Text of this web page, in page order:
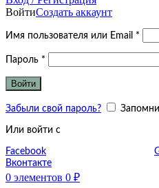
ВойтиСоздать аккаунт
Имя пользователя или Email *
Пароль *
Войти
Забыли свой пароль?
Или войти с
Facebook
Вконтакте
0 элементов 0 ₽